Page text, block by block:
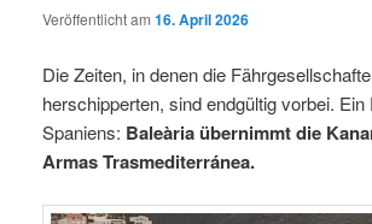
Veröffentlicht am 16. April 2026
Die Zeiten, in denen die
herschipperten, sind endgültig vorbei.
Spaniens: Baleària übernimmt die
Armas Trasmediterránea.